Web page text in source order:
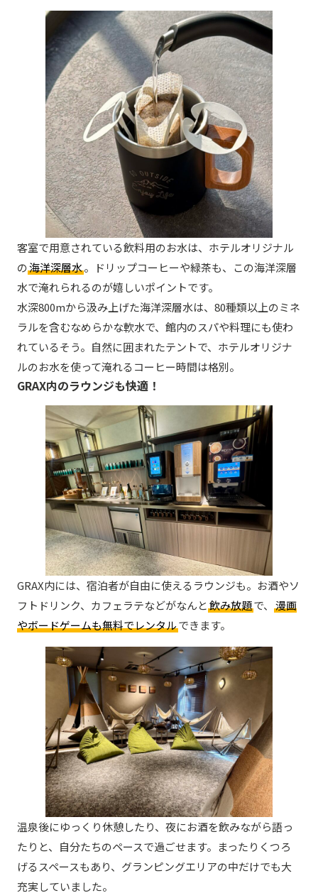
客室で用意されている飲料用のお水は、ホテルオリジナル
の海洋深層水。ドリップコーヒーや緑茶も、この海洋深層
水で淹れられるのが嬉しいポイントです。
水深800mから汲み上げた海洋深層水は、80種類以上のミネ
ラルを含むなめらかな軟水で、館内のスパや料理にも使わ
れているそう。自然に囲まれたテントで、ホテルオリジナ
ルのお水を使って淹れるコーヒー時間は格別。
GRAX内のラウンジも快適！
GRAX内には、宿泊者が自由に使えるラウンジも。お酒やソ
フトドリンク、カフェラテなどがなんと飲み放題で、 漫画
やボードゲームも無料でレンタルできます。
温泉後にゆっくり休憩したり、夜にお酒を飲みながら語っ
たりと、自分たちのペースで過ごせます。まったりくつろ
げるスペースもあり、グランピングエリアの中だけでも大
充実していました。